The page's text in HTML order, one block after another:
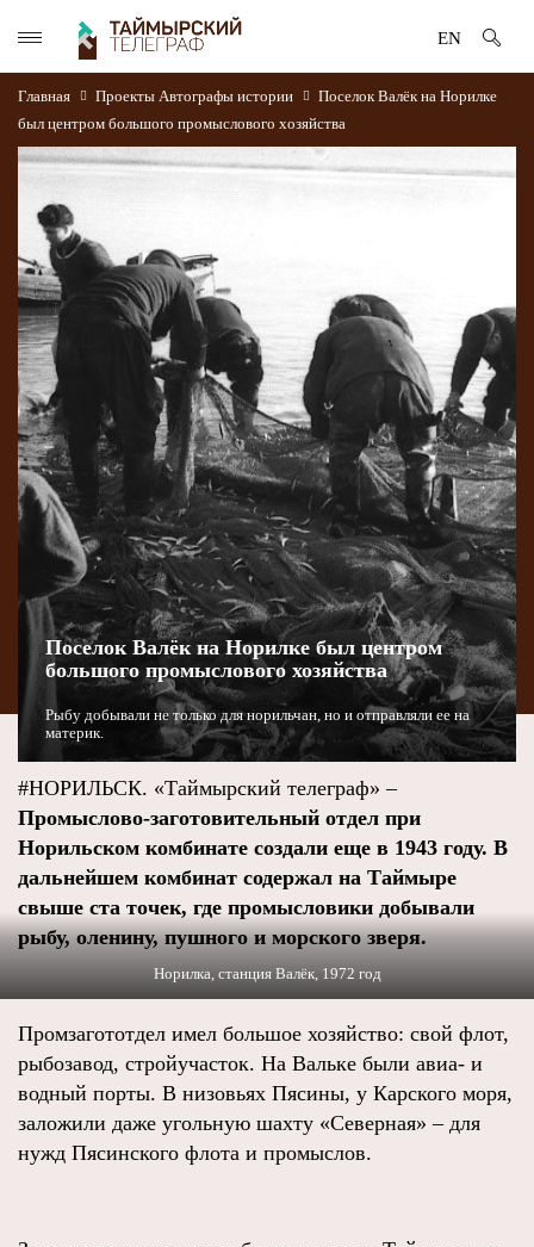
EN
Главная Проекты Автографы истории
Поселок Валёк на Норилке
был центром большого промыслового хозяйства
Поселок Валёк на Норилке был центром
большого промыслового хозяйства
Рыбу добывали не только для норильчан, но и отправляли ее на
материк.
#НОРИЛЬСК. «Таймырский телеграф» –
Промыслово-заготовительный отдел при
Норильском комбинате создали еще в 1943 году. В
дальнейшем комбинат содержал на Таймыре
свыше ста точек, где промысловики добывали
рыбу, оленину, пушного и морского зверя.
Норилка, станция Валёк, 1972 год
Промзагототдел имел большое хозяйство: свой флот,
рыбозавод, стройучасток. На Вальке были авиа- и
водный порты. В низовьях Пясины, у Карского моря,
заложили даже угольную шахту «Северная» – для
нужд Пясинского флота и промыслов.